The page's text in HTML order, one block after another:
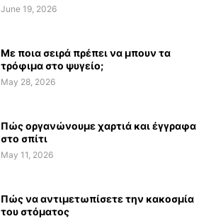
June 19, 2026
Με ποια σειρά πρέπει να μπουν τα
τρόφιμα στο ψυγείο;
May 28, 2026
Πώς οργανώνουμε χαρτιά και έγγραφα
στο σπίτι
May 11, 2026
Πώς να αντιμετωπίσετε την κακοσμία
του στόματος